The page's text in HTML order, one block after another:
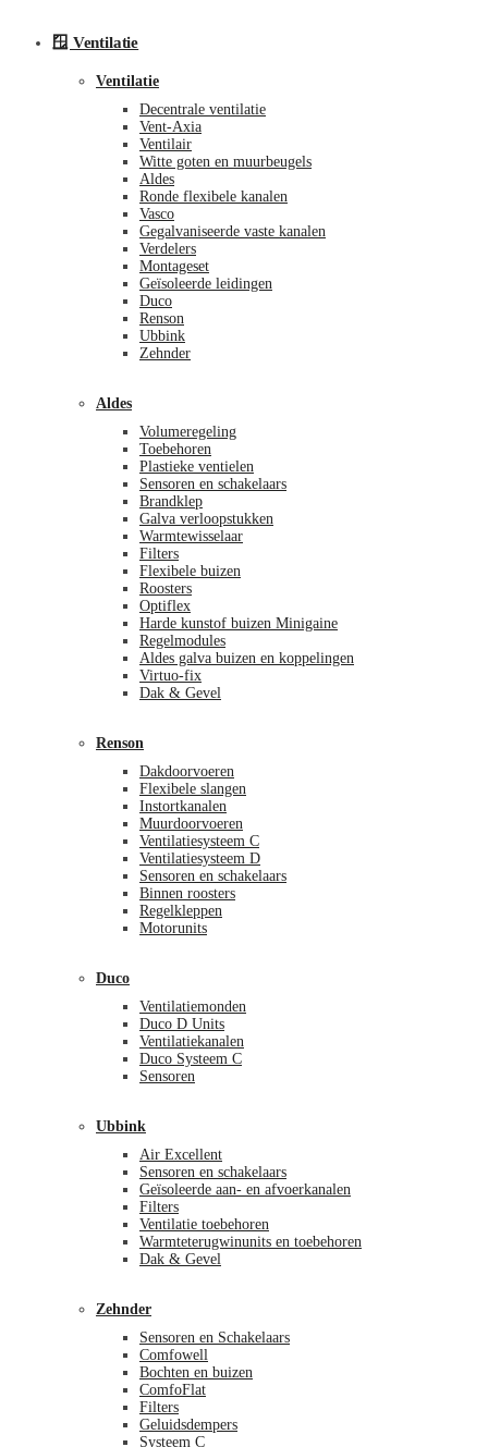
🪟 Ventilatie
Ventilatie
Decentrale ventilatie
Vent-Axia
Ventilair
Witte goten en muurbeugels
Aldes
Ronde flexibele kanalen
Vasco
Gegalvaniseerde vaste kanalen
Verdelers
Montageset
Geïsoleerde leidingen
Duco
Renson
Ubbink
Zehnder
Aldes
Volumeregeling
Toebehoren
Plastieke ventielen
Sensoren en schakelaars
Brandklep
Galva verloopstukken
Warmtewisselaar
Filters
Flexibele buizen
Roosters
Optiflex
Harde kunstof buizen Minigaine
Regelmodules
Aldes galva buizen en koppelingen
Virtuo-fix
Dak & Gevel
Renson
Dakdoorvoeren
Flexibele slangen
Instortkanalen
Muurdoorvoeren
Ventilatiesysteem C
Ventilatiesysteem D
Sensoren en schakelaars
Binnen roosters
Regelkleppen
Motorunits
Duco
Ventilatiemonden
Duco D Units
Ventilatiekanalen
Duco Systeem C
Sensoren
Ubbink
Air Excellent
Sensoren en schakelaars
Geïsoleerde aan- en afvoerkanalen
Filters
Ventilatie toebehoren
Warmteterugwinunits en toebehoren
Dak & Gevel
Zehnder
Sensoren en Schakelaars
Comfowell
Bochten en buizen
ComfoFlat
Filters
Geluidsdempers
Systeem C